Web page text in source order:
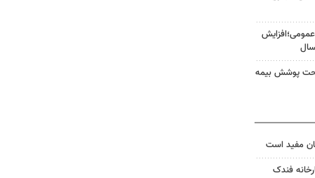
تحت پوشش بیمه
مفید است
فندک